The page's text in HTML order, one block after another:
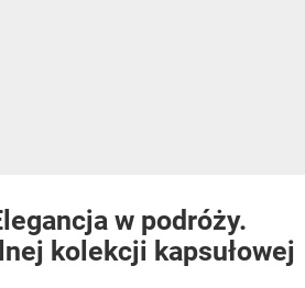
w podróży.
kolekcji kapsułowej